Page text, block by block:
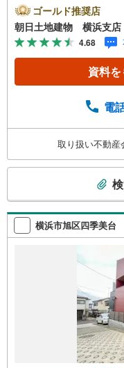
キッズコーナー
連れでも安心で
際は、事前にご
学する」ボタン
お客様の貴重
す。おおよそ
～）〇現地/物
止めて私達は様
イルス予防対策
菌を設置してお
菌シート等を
リッパ・使い捨
ゴールド推奨店
朝日土地建物 横浜支
4.68
資料を
電
取り扱い不動産
検
索
条
横浜市旭区四季美台